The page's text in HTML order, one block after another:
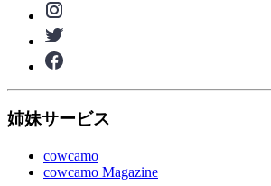
姉妹サービス
cowcamo
cowcamo Magazine